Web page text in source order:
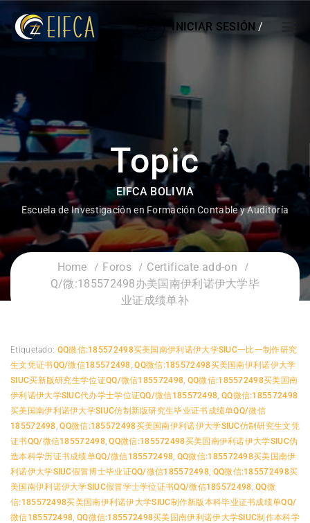
INICIAR SESIÓN /
Topic
EIFCA BOLIVIA
Escuela de Investigación en Formación Contable y Auditoría
Home Foros
Certificate add-on
Q/微:185572498办美国南伊利诺伊大学毕
业证成绩单补
Etiquetado: QQ微信:185572498买美国南伊利诺伊大学SIUC一比一制作研究
生文凭证书QQ/微信185572498,QQ微信:185572498买美国南伊利诺伊大学
SIUC买新版研究生学位证QQ/微信185572498, QQ微信:185572498买美国南
伊利诺伊大学SIUC代办学士学位证QQ/微信185572498, QQ微信:185572498
买美国南伊利诺伊大学SIUC仿制新版研究生毕业证书成绩单QQ/微信
185572498,QQ微信:185572498买美国南伊利诺伊大学SIUC仿制研究生文凭
证书QQ/微信185572498,QQ微信:185572498买美国南伊利诺伊大学SIUC伪
造本科学历证书成绩单QQ/微信185572498, QQ微信:185572498买美国南伊
利诺伊大学SIUC假冒博士毕业证QQ/微信185572498, QQ微信:185572498买
美国南伊利诺伊大学SIUC假冒学士学位证书QQ/微信185572498,QQ微
信:185572498买美国南伊利诺伊大学SIUC制作新版本科毕业证书成绩单QQ/
微信185572498, QQ微信:185572498买美国南伊利诺伊大学SIUC制作本科学